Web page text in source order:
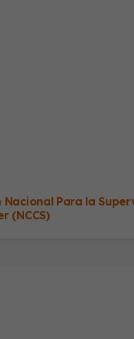
Nacional Para la
(NCCS)